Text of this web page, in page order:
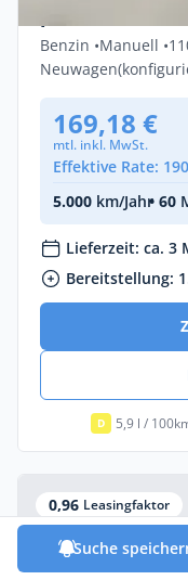
Suche
Benzin •Manuell •
Neuwagen
169,18 €
mtl. inkl. MwSt.
Effektive Rate:
5.000 km/Jahr• 60
Lieferzeit: ca. 3
Bereitstellung:
D 5,9 l /
0,96 Leasingfaktor